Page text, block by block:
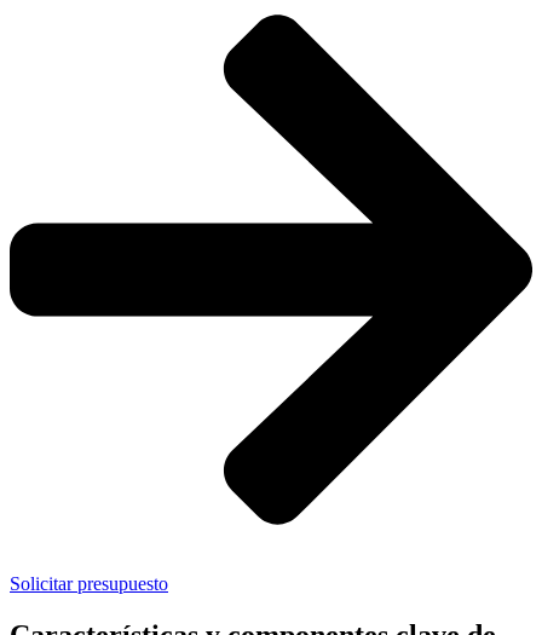
Solicitar presupuesto